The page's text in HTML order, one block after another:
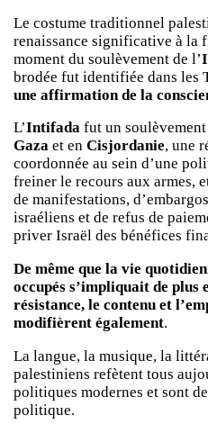
Le costume traditionnel
renaissance significative à la
moment du soulèvement de l’
brodée fut identifiée dans les
une affirmation de la
L’Intifada fut un
Gaza et en Cisjordanie, une
coordonnée au sein d’une
freiner le recours aux armes,
de manifestations,
israéliens et de refus de
priver Israël des bénéfices
De même que la vie
occupés s’impliquait de plus
résistance, le contenu et
modifièrent également.
La langue, la musique, la
palestiniens refètent tous
politiques modernes et sont
politique.